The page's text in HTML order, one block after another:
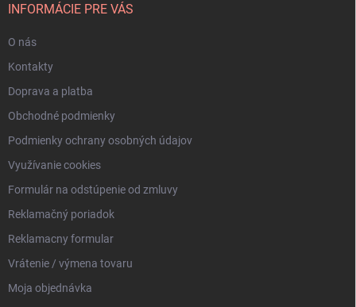
INFORMÁCIE PRE VÁS
O nás
Kontakty
Doprava a platba
Obchodné podmienky
Podmienky ochrany osobných údajov
Využívanie cookies
Formulár na odstúpenie od zmluvy
Reklamačný poriadok
Reklamacny formular
Vrátenie / výmena tovaru
Moja objednávka